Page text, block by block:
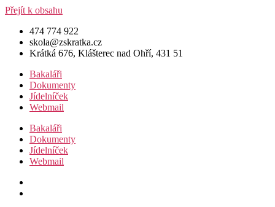
Přejít k obsahu
474 774 922
skola@zskratka.cz
Krátká 676, Klášterec nad Ohří, 431 51
Bakaláři
Dokumenty
Jídelníček
Webmail
Bakaláři
Dokumenty
Jídelníček
Webmail